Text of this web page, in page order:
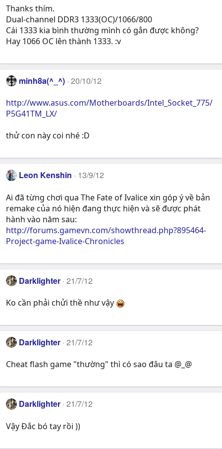
Thanks thím.
Dual-channel DDR3 1333(OC)/1066/800
Cái 1333 kia bình thường mình có gắn được không?
Hay 1066 OC lên thành 1333. :v
minh8a(^_^) 20/10/12
http://www.asus.com/Motherboards/Intel_Socket_775/
P5G41TM_LX/
thử con này coi nhé :D
Leon Kenshin 13/9/12
Ai đã từng chơi qua The Fate of Ivalice xin góp ý về bản
remake của nó hiện đang thực hiện và sẽ được phát
hành vào năm sau:
http://forums.gamevn.com/showthread.php?895464-
Project-game-Ivalice-Chronicles
Darklighter 21/7/12
Ko cần phải chửi thề như vậy
Darklighter 21/7/12
Cheat flash game "thường" thì có sao đâu ta @_@
Darklighter 21/7/12
Vậy Đắc bó tay rồi ))